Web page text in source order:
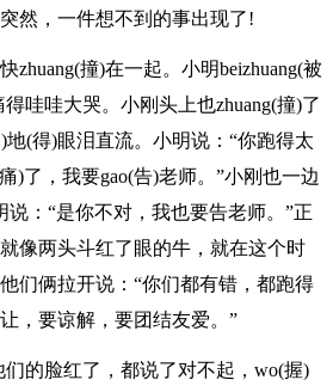
然，一件想不到的事出现了!
zhuang(撞)在一起。小明beizhuang(被
哇哇大哭。小刚头上也zhuang(撞)了
地(得)眼泪直流。小明说：“你跑得太
)了，我要gao(告)老师。”小刚也一边
说：“是你不对，我也要告老师。”正
像两头斗红了眼的牛，就在这个时
们俩拉开说：“你们都有错，都跑得
，要谅解，要团结友爱。”
的脸红了，都说了对不起，wo(握)